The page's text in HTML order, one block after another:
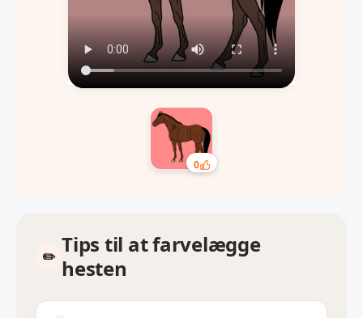
0
Tips til at farvelægge
hesten